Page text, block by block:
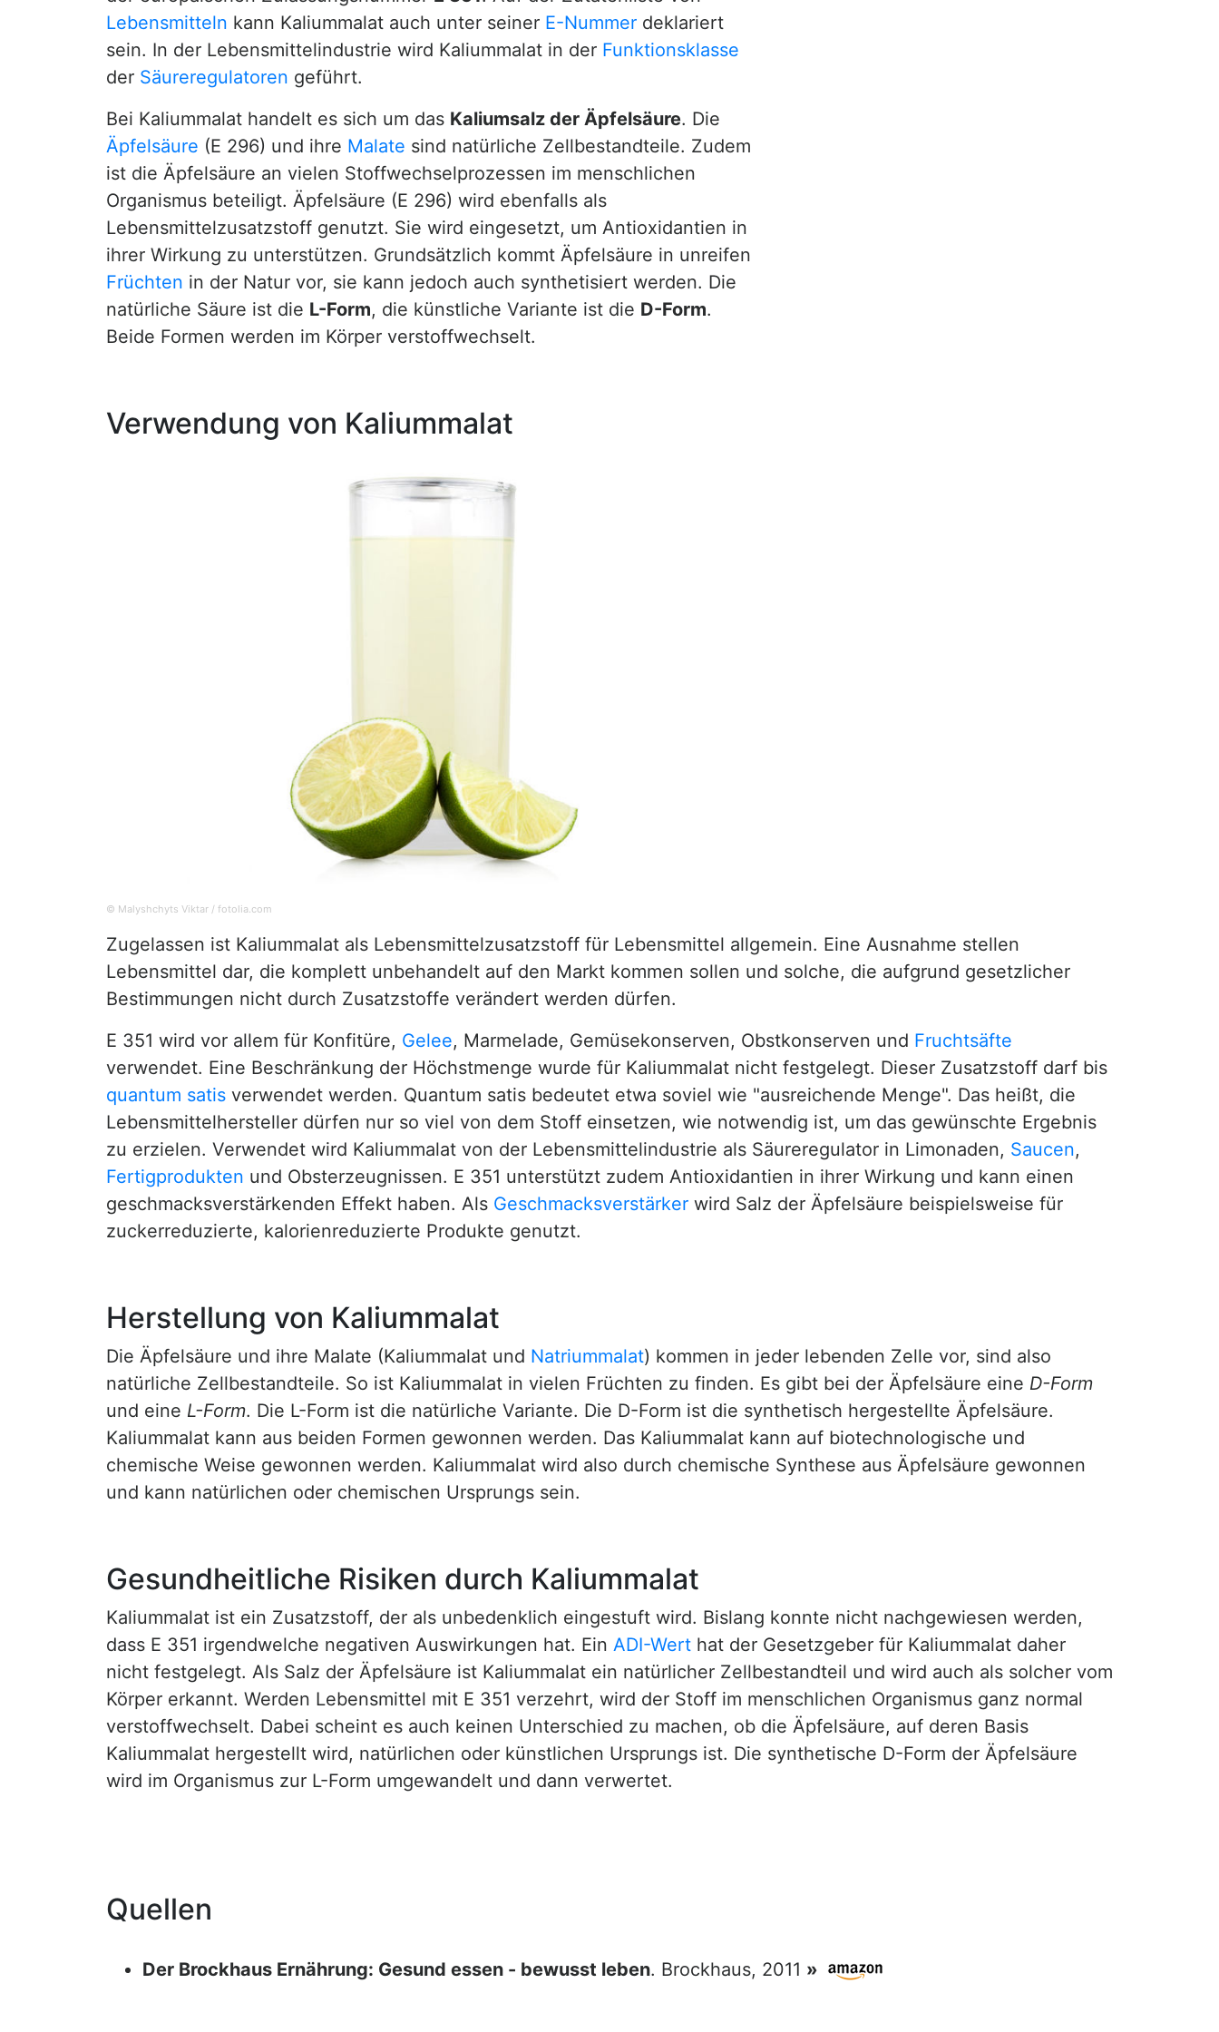
Lebensmitteln kann Kaliummalat auch unter seiner E-Nummer deklariert
sein. In der Lebensmittelindustrie wird Kaliummalat in der Funktionsklasse
der Säureregulatoren geführt.
Bei Kaliummalat handelt es sich um das Kaliumsalz der Äpfelsäure. Die
Äpfelsäure (E 296) und ihre Malate sind natürliche Zellbestandteile. Zudem
ist die Äpfelsäure an vielen Stoffwechselprozessen im menschlichen
Organismus beteiligt. Äpfelsäure (E 296) wird ebenfalls als
Lebensmittelzusatzstoff genutzt. Sie wird eingesetzt, um Antioxidantien in
ihrer Wirkung zu unterstützen. Grundsätzlich kommt Äpfelsäure in unreifen
Früchten in der Natur vor, sie kann jedoch auch synthetisiert werden. Die
natürliche Säure ist die L-Form, die künstliche Variante ist die D-Form.
Beide Formen werden im Körper verstoffwechselt.
Verwendung von Kaliummalat
© Malyshchyts Viktar / fotolia.com
Zugelassen ist Kaliummalat als Lebensmittelzusatzstoff für Lebensmittel allgemein. Eine Ausnahme stellen
Lebensmittel dar, die komplett unbehandelt auf den Markt kommen sollen und solche, die aufgrund gesetzlicher
Bestimmungen nicht durch Zusatzstoffe verändert werden dürfen.
E 351 wird vor allem für Konfitüre, Gelee, Marmelade, Gemüsekonserven, Obstkonserven und Fruchtsäfte
verwendet. Eine Beschränkung der Höchstmenge wurde für Kaliummalat nicht festgelegt. Dieser Zusatzstoff darf bis
quantum satis verwendet werden. Quantum satis bedeutet etwa soviel wie "ausreichende Menge". Das heißt, die
Lebensmittelhersteller dürfen nur so viel von dem Stoff einsetzen, wie notwendig ist, um das gewünschte Ergebnis
zu erzielen. Verwendet wird Kaliummalat von der Lebensmittelindustrie als Säureregulator in Limonaden, Saucen,
Fertigprodukten und Obsterzeugnissen. E 351 unterstützt zudem Antioxidantien in ihrer Wirkung und kann einen
geschmacksverstärkenden Effekt haben. Als Geschmacksverstärker wird Salz der Äpfelsäure beispielsweise für
zuckerreduzierte, kalorienreduzierte Produkte genutzt.
Herstellung von Kaliummalat
Die Äpfelsäure und ihre Malate (Kaliummalat und Natriummalat) kommen in jeder lebenden Zelle vor, sind also
natürliche Zellbestandteile. So ist Kaliummalat in vielen Früchten zu finden. Es gibt bei der Äpfelsäure eine D-Form
und eine L-Form. Die L-Form ist die natürliche Variante. Die D-Form ist die synthetisch hergestellte Äpfelsäure.
Kaliummalat kann aus beiden Formen gewonnen werden. Das Kaliummalat kann auf biotechnologische und
chemische Weise gewonnen werden. Kaliummalat wird also durch chemische Synthese aus Äpfelsäure gewonnen
und kann natürlichen oder chemischen Ursprungs sein.
Gesundheitliche Risiken durch Kaliummalat
Kaliummalat ist ein Zusatzstoff, der als unbedenklich eingestuft wird. Bislang konnte nicht nachgewiesen werden,
dass E 351 irgendwelche negativen Auswirkungen hat. Ein ADI-Wert hat der Gesetzgeber für Kaliummalat daher
nicht festgelegt. Als Salz der Äpfelsäure ist Kaliummalat ein natürlicher Zellbestandteil und wird auch als solcher vom
Körper erkannt. Werden Lebensmittel mit E 351 verzehrt, wird der Stoff im menschlichen Organismus ganz normal
verstoffwechselt. Dabei scheint es auch keinen Unterschied zu machen, ob die Äpfelsäure, auf deren Basis
Kaliummalat hergestellt wird, natürlichen oder künstlichen Ursprungs ist. Die synthetische D-Form der Äpfelsäure
wird im Organismus zur L-Form umgewandelt und dann verwertet.
Quellen
Der Brockhaus Ernährung: Gesund essen - bewusst leben. Brockhaus, 2011 »